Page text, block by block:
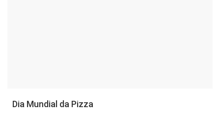
Dia Mundial da Pizza